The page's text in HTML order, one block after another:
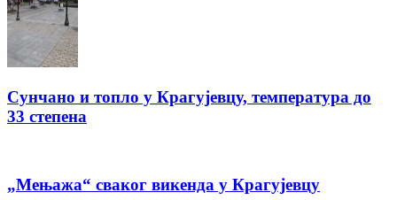
Сунчано и топло у Крагујевцу, температура до
33 степена
„Мењажа“ сваког викенда у Крагујевцу